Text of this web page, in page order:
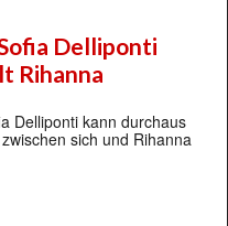
Delliponti
Rihanna
Delliponti kann durchaus
sich und Rihanna